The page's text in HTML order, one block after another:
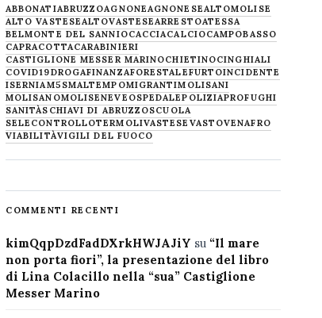
ABBONATIABRUZZOAGNONEAGNONESEALTOMOLISE
ALTO VASTESEALTOVASTESEARRESTOATESSA
BELMONTE DEL SANNIOCACCIACALCIOCAMPOBASSO
CAPRACOTTACARABINIERI
CASTIGLIONE MESSER MARINOCHIETINOCINGHIALI
COVID19DROGAFINANZAFORESTALEFURTOINCIDENTE
ISERNIAM5SMALTEMPOMIGRANTIMOLISANI
MOLISANOMOLISENEVE OSPEDALEPOLIZIAPROFUGHI
SANITÀSCHIAVI DI ABRUZZOSCUOLA
SELECONTROLLOTERMOLIVASTESE VASTOVENAFRO
VIABILITÀVIGILI DEL FUOCO
COMMENTI RECENTI
kimQqpDzdFadDXrkHWJAJiY su “Il mare
non porta fiori”, la presentazione del libro
di Lina Colacillo nella “sua” Castiglione
Messer Marino